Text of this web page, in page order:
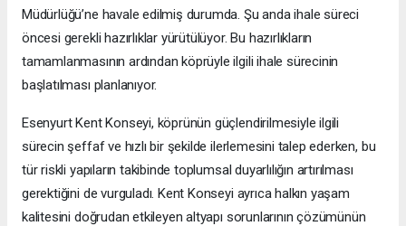
Müdürlüğü’ne havale edilmiş durumda. Şu anda ihale süreci
öncesi gerekli hazırlıklar yürütülüyor. Bu hazırlıkların
tamamlanmasının ardından köprüyle ilgili ihale sürecinin
başlatılması planlanıyor.
Esenyurt Kent Konseyi, köprünün güçlendirilmesiyle ilgili
sürecin şeffaf ve hızlı bir şekilde ilerlemesini talep ederken, bu
tür riskli yapıların takibinde toplumsal duyarlılığın artırılması
gerektiğini de vurguladı. Kent Konseyi ayrıca halkın yaşam
kalitesini doğrudan etkileyen altyapı sorunlarının çözümünün